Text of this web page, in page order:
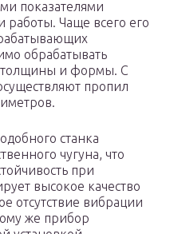
показателями
работы. Чаще всего его
обрабатывать
толщины и формы. С
пропил
станка
чугуна, что
при
высокое качество
отсутствие вибрации
же прибор